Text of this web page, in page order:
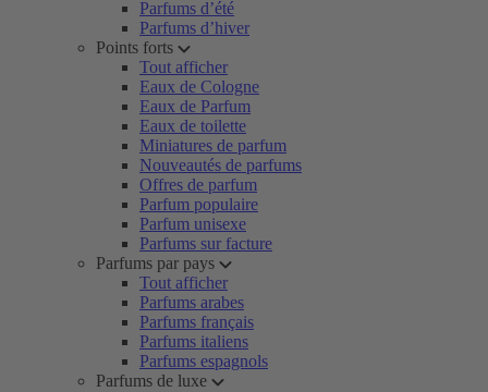
Parfums d’été
Parfums d’hiver
Points forts
Tout afficher
Eaux de Cologne
Eaux de Parfum
Eaux de toilette
Miniatures de parfum
Nouveautés de parfums
Offres de parfum
Parfum populaire
Parfum unisexe
Parfums sur facture
Parfums par pays
Tout afficher
Parfums arabes
Parfums français
Parfums italiens
Parfums espagnols
Parfums de luxe